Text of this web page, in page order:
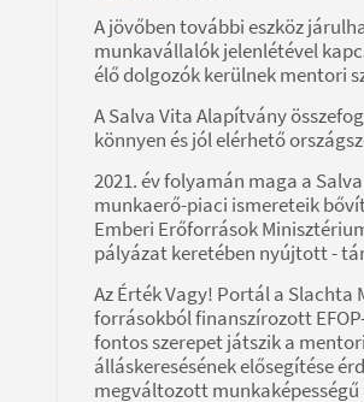
A jövőben további eszköz
munkavállalók jelenlétével
élő dolgozók kerülnek mentori
A Salva Vita Alapítvány
könnyen és jól elérhető
2021. év folyamán maga a
munkaerő-piaci ismereteik
Emberi Erőforrások
pályázat keretében nyújtott -
Az Érték Vagy! Portál a
forrásokból finanszírozott
fontos szerepet játszik a
álláskeresésének elősegítése
megváltozott